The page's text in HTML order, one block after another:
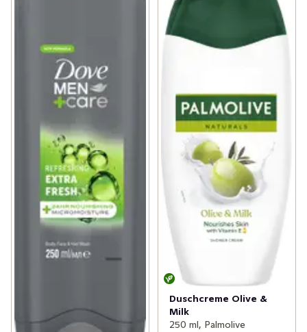
Duschcreme Olive &
Milk
250 ml, Palmolive